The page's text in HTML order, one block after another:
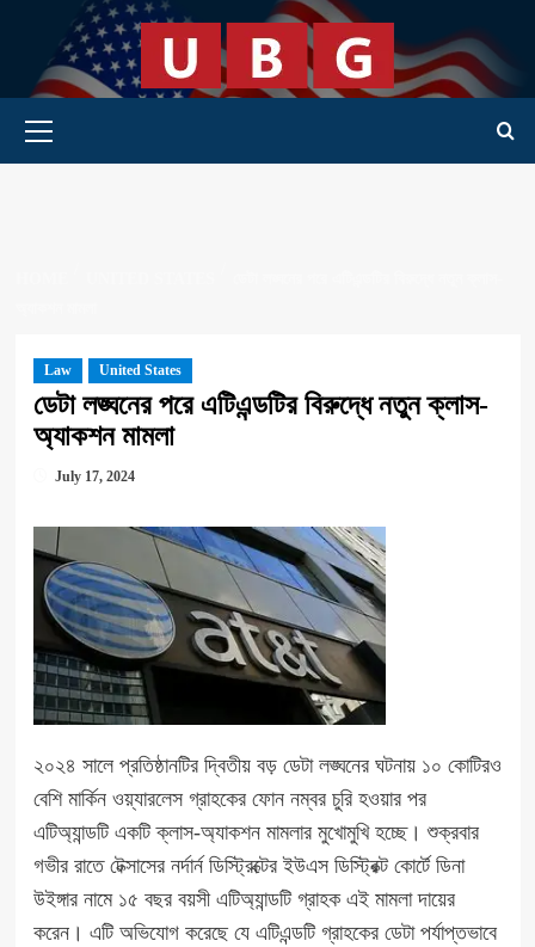
content
Primary Menu
Law United States
ডেটা লঙ্ঘনের পরে এটিএন্ডটির বিরুদ্ধে নতুন ক্লাস-
অ্যাকশন মামলা
July 17, 2024
২০২৪ সালে প্রতিষ্ঠানটির দ্বিতীয় বড় ডেটা লঙ্ঘনের ঘটনায় ১০ কোটিরও
বেশি মার্কিন ওয়্যারলেস গ্রাহকের ফোন নম্বর চুরি হওয়ার পর
এটিঅ্যান্ডটি একটি ক্লাস-অ্যাকশন মামলার মুখোমুখি হচ্ছে। শুক্রবার
গভীর রাতে টেক্সাসের নর্দার্ন ডিস্ট্রিক্টের ইউএস ডিস্ট্রিক্ট কোর্টে ডিনা
উইঙ্গার নামে ১৫ বছর বয়সী এটিঅ্যান্ডটি গ্রাহক এই মামলা দায়ের
করেন। এটি অভিযোগ করেছে যে এটিএন্ডটি গ্রাহকের ডেটা পর্যাপ্তভাবে